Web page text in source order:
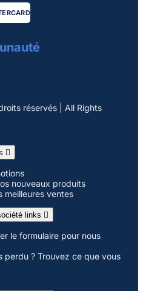
réservés | All Rights

nouveaux produits
meilleures ventes
links 
le formulaire pour nous
perdu ? Trouvez ce que vous